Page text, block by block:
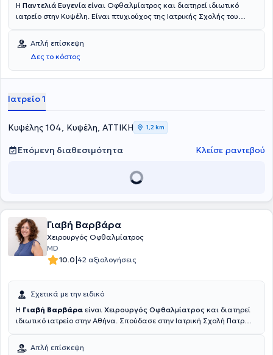
Η Παντελιά Ευγενία είναι Οφθαλμίατρος και διατηρεί ιδιωτικό
ιατρείο στην Κυψέλη. Είναι πτυχιούχος της Ιατρικής Σχολής του
Διατριβή με βαθμό Άριστα. Απέκτησε την ειδικότητα της
Οφθαλμολογίας στο Γενικό Νοσοκομείο Παίδων Πεντέλης και στην
Α' Πανεπιστημιακή Οφθαλμολογική Κλινική Αθηνών στο Γενικό
Νοσοκομείο Αθηνών "Γ. Γεννηματάς", στην οποία παρέμεινε ως
2002. Τέλος, η γιατρός είναι μέλος της Ελληνικής Οφθαλμολογικής
Εταιρείας, της Ελληνικής Εταιρείας Υαλοειδούς -
και της Ευρωπαϊκής Εταιρείας Αμφιβληστροειδούς και διαθέτει
δημοσιεύσεις σε διεθνή και ελληνικά ιατρικά περιοδικά.
Απλή επίσκεψη
Δες το κόστος
Ιατρείο 1
Κυψέλης 104, Κυψέλη, ΑΤΤΙΚΗ 1,2 km
Επόμενη διαθεσιμότητα Κλείσε ραντεβού
Γιαβή Βαρβάρα
Χειρουργός Οφθαλμίατρος
MD
10.0|42 αξιολογήσεις
Σχετικά με την ειδικό
Η Γιαβή Βαρβάρα είναι Χειρουργός Οφθαλμίατρος και διατηρεί
ιδιωτικό ιατρείο στην Αθήνα. Σπούδασε στην Ιατρική Σχολή Πατρών
της στην Ανδρίτσαινα Ηλείας και ξεκίνησε την ειδίκευση της στο
Απλή επίσκεψη